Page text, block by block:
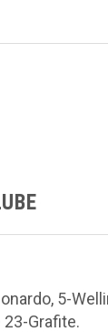
5-
23-Grafite.